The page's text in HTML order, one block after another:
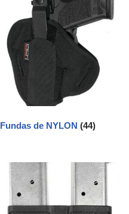
Fundas de NYLON(44)